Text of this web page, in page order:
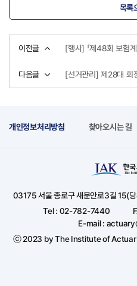
목록
이전글
다음글 [선거관리] 제28대 회
개인정보처리방침 찾아오시는 길
03175 서울 종로구 새문안로3길 15(
Tel : 02-782-7440
E-mail :
ⓒ 2023 by The Institute of